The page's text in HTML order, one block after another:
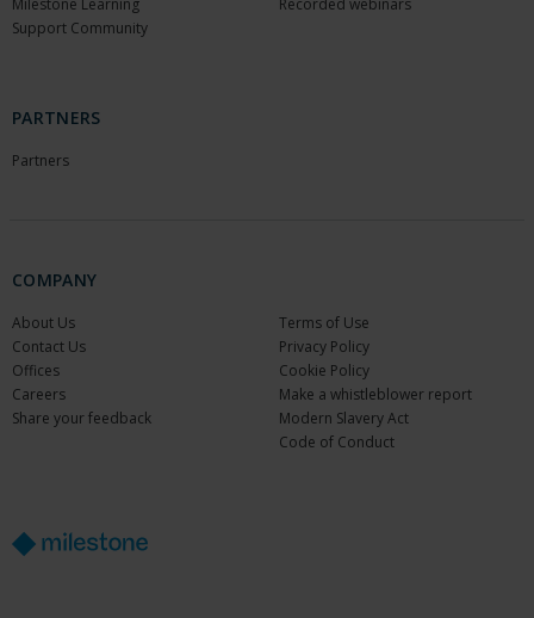
Milestone Learning
Support Community
Recorded webinars
PARTNERS
Partners
COMPANY
About Us
Contact Us
Offices
Careers
Share your feedback
Terms of Use
Privacy Policy
Cookie Policy
Make a whistleblower report
Modern Slavery Act
Code of Conduct